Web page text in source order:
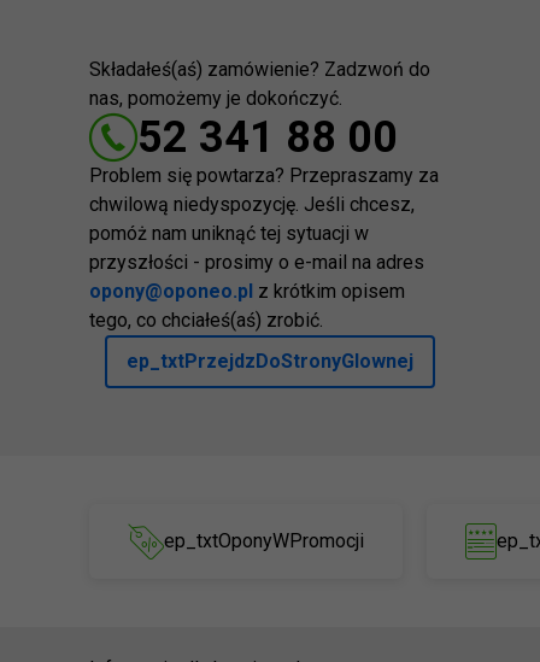
Składałeś(aś) zamówienie? Zadzwoń do
nas, pomożemy je dokończyć.
52 341 88 00
Problem się powtarza? Przepraszamy za
chwilową niedyspozycję. Jeśli chcesz,
pomóż nam uniknąć tej sytuacji w
przyszłości - prosimy o e-mail na adres
opony@oponeo.pl z krótkim opisem
tego, co chciałeś(aś) zrobić.
ep_txtPrzejdzDoStronyGlownej
ep_txtOponyWPromocji